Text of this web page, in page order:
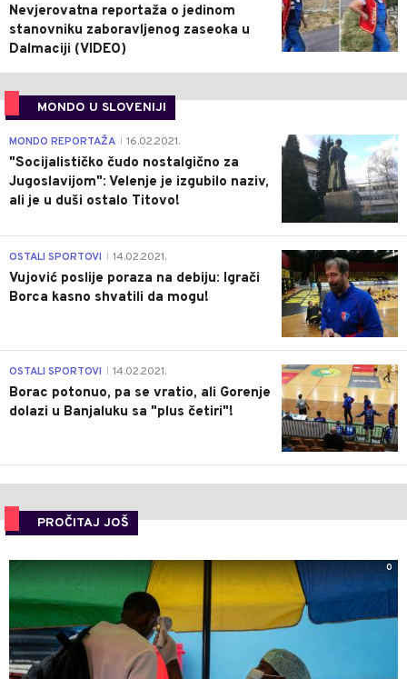
Nevjerovatna reportaža o jedinom
stanovniku zaboravljenog zaseoka u
Dalmaciji (VIDEO)
MONDO U SLOVENIJI
4
MONDO REPORTAŽA 16.02.2021.
"Socijalističko čudo nostalgično za
Jugoslavijom": Velenje je izgubilo naziv,
ali je u duši ostalo Titovo!
1
OSTALI SPORTOVI 14.02.2021.
Vujović poslije poraza na debiju: Igrači
Borca kasno shvatili da mogu!
3
OSTALI SPORTOVI 14.02.2021.
Borac potonuo, pa se vratio, ali Gorenje
dolazi u Banjaluku sa "plus četiri"!
PROČITAJ JOŠ
0